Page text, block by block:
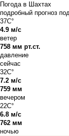
Погода в Шахтах
подробный прогноз
37C°
4.9 м/с
ветер
758 мм рт.ст.
давление
сейчас
32C°
7.2 м/с
759 мм
вечером
22C°
6.8 м/с
762 мм
ночью